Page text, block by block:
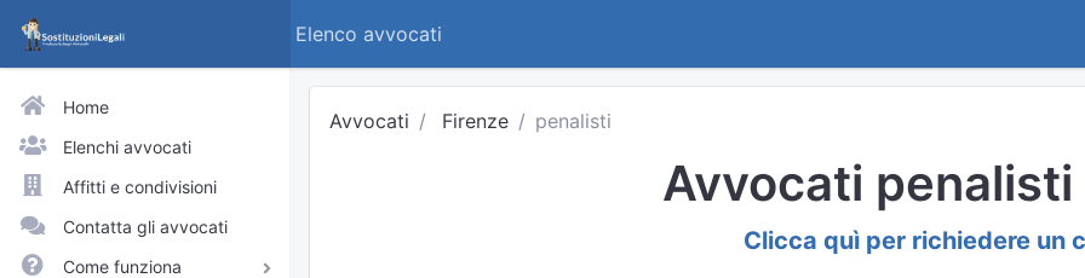
Elenco avvocati
Home
Elenchi avvocati
Affitti e condivisioni
Contatta gli avvocati
Come funziona
Avvocati Firenze penalisti
Avvocati penalisti
Clicca quì per richiedere un